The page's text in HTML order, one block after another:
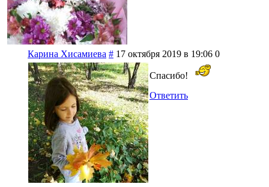
Карина Хисамиева # 17 октября 2019 в 19:06 0
Спасибо!
Ответить